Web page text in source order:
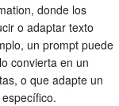
donde los
o adaptar texto
un prompt puede
convierta en un
o que adapte un